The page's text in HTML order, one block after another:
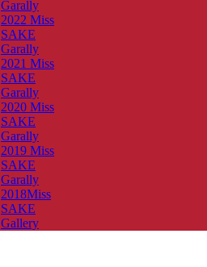
Garally
2022 Miss
SAKE
Garally
2021 Miss
SAKE
Garally
2020 Miss
SAKE
Garally
2019 Miss
SAKE
Garally
2018Miss
SAKE
Gallery